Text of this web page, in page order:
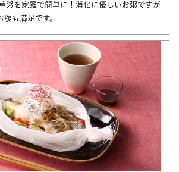
粥を家庭で簡単に！消化に優しいお粥ですが
も満足です。